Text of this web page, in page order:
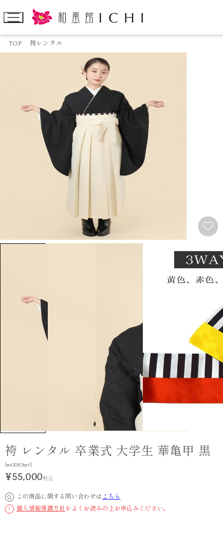
TOP 袴レンタル
袴 レンタル 卒業式 大学生 華亀甲 黒
[m0063set]
¥55,000税込
Q この商品に関する問い合わせは こちら
! 個人情報保護方針をよくお読みの上お申込みください。